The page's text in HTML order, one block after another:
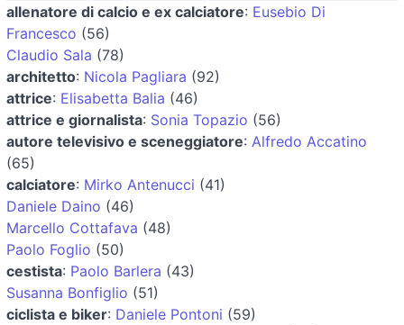
allenatore di calcio e ex calciatore: Eusebio Di
Francesco (56)
Claudio Sala (78)
architetto: Nicola Pagliara (92)
attrice: Elisabetta Balia (46)
attrice e giornalista: Sonia Topazio (56)
autore televisivo e sceneggiatore: Alfredo Accatino
(65)
calciatore: Mirko Antenucci (41)
Daniele Daino (46)
Marcello Cottafava (48)
Paolo Foglio (50)
cestista: Paolo Barlera (43)
Susanna Bonfiglio (51)
ciclista e biker: Daniele Pontoni (59)